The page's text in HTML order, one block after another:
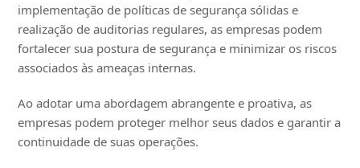
implementação de políticas de segurança sólidas e
realização de auditorias regulares, as empresas podem
fortalecer sua postura de segurança e minimizar os riscos
associados às ameaças internas.
Ao adotar uma abordagem abrangente e proativa, as
empresas podem proteger melhor seus dados e garantir a
continuidade de suas operações.